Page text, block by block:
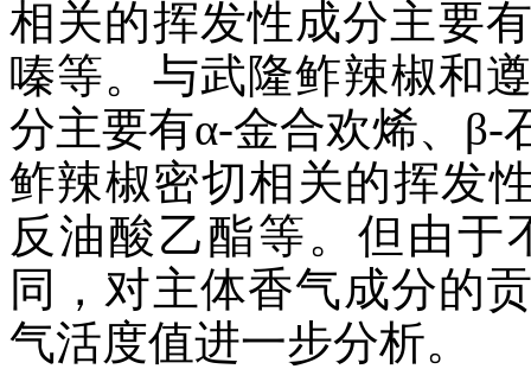
相关的挥发性成分主要
嗪等。与武隆鲊辣椒和
分主要有α-金合欢烯、β-
鲊辣椒密切相关的挥发
反油酸乙酯等。但由于
同，对主体香气成分的
气活度值进一步分析。